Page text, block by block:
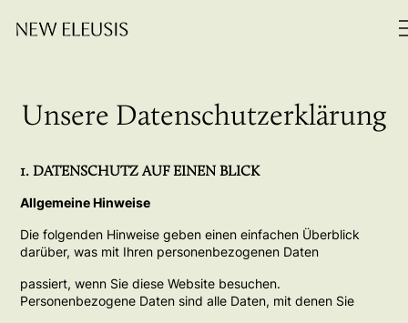
Unsere Datenschutzerklärung
1. DATENSCHUTZ AUF EINEN BLICK
Allgemeine Hinweise
Die folgenden Hinweise geben einen einfachen Überblick
darüber, was mit Ihren personenbezogenen Daten
passiert, wenn Sie diese Website besuchen.
Personenbezogene Daten sind alle Daten, mit denen Sie